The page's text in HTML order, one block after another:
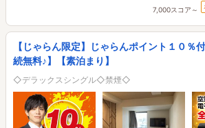
7,000スコア～
【じゃらん限定】じゃらんポイント１０％
続無料♪】【素泊まり】
◇デラックスシングル◇禁煙◇